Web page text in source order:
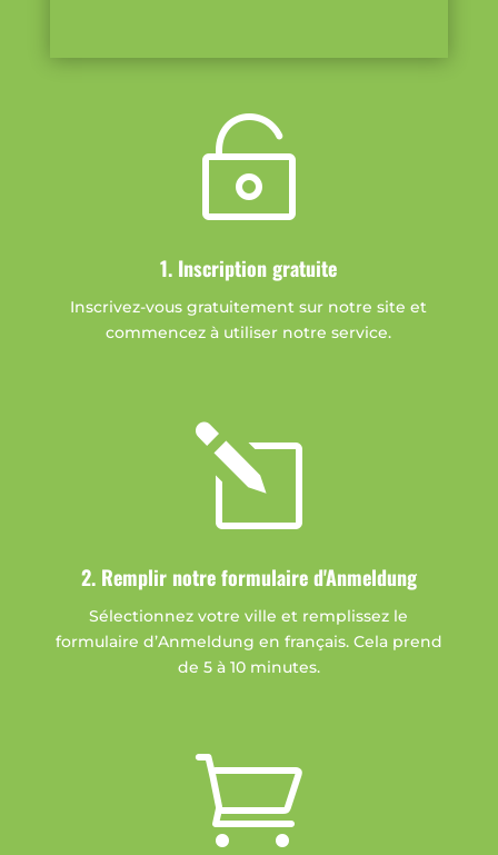

1. Inscription gratuite
Inscrivez-vous gratuitement sur notre site et
commencez à utiliser notre service.
l
2. Remplir notre formulaire d'Anmeldung
Sélectionnez votre ville et remplissez le
formulaire d’Anmeldung en français. Cela prend
de 5 à 10 minutes.
